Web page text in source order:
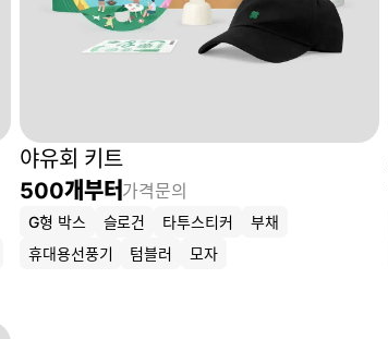
야유회 키트
500개부터 가격문의
G형 박스 슬로건 타투스티커
부채
휴대용선풍기
텀블러 모자